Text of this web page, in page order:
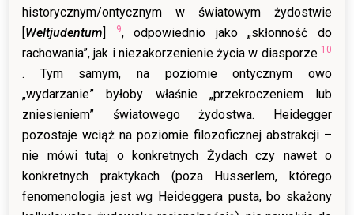
historycznym/ontycznym w światowym żydostwie
[Weltjudentum] 9, odpowiednio jako „skłonność do
rachowania”, jak i niezakorzenienie życia w diasporze 10
. Tym samym, na poziomie ontycznym owo
„wydarzanie” byłoby właśnie „przekroczeniem lub
zniesieniem” światowego żydostwa. Heidegger
pozostaje wciąż na poziomie filozoficznej abstrakcji –
nie mówi tutaj o konkretnych Żydach czy nawet o
konkretnych praktykach (poza Husserlem, którego
fenomenologia jest wg Heideggera pusta, bo skażony